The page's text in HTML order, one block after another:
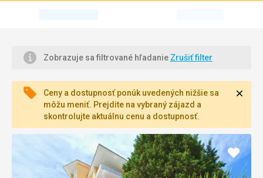
Zobrazuje sa filtrované hľadanie Zrušiť filter
Ceny a dostupnosť ponúk uvedených nižšie sa
môžu meniť. Prejdite na vybraný zájazd a
skontrolujte aktuálnu cenu a dostupnosť.
Pridať
do